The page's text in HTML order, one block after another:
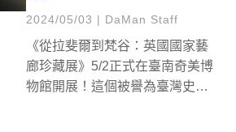
2024/05/03 | DaMan Staff
《從拉斐爾到梵谷：英國國家藝
廊珍藏展》5/2正式在臺南奇美博
物館開展！這個被譽為臺灣史上